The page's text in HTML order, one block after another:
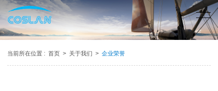
当前所在位置 : 首页 > 关于我们 > 企业荣誉